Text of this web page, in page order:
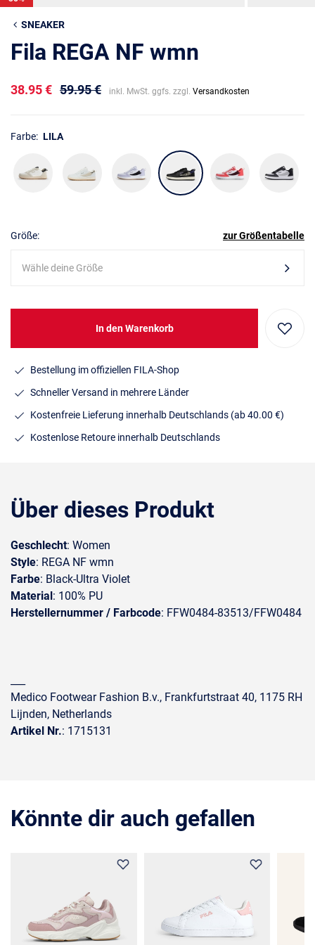
SNEAKER
Fila REGA NF wmn
38.95 € 59.95 € inkl. MwSt. ggfs. zzgl. Versandkosten
Farbe: LILA
Größe: zur Größentabelle
Wähle deine Größe
In den Warenkorb
Bestellung im offiziellen FILA-Shop
Schneller Versand in mehrere Länder
Kostenfreie Lieferung innerhalb Deutschlands (ab 40.00 €)
Kostenlose Retoure innerhalb Deutschlands
Über dieses Produkt
Geschlecht: Women
Style: REGA NF wmn
Farbe: Black-Ultra Violet
Material: 100% PU
Herstellernummer / Farbcode: FFW0484-83513/FFW0484
Medico Footwear Fashion B.v., Frankfurtstraat 40, 1175 RH
Lijnden, Netherlands
Artikel Nr.: 1715131
Könnte dir auch gefallen